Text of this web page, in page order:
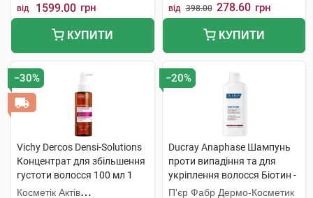
від 1599.00 грн
КУПИТИ
від 398.00 278.60 грн
КУПИТИ
−30%
Vichy Dercos Densi-Solutions
Концентрат для збільшення
густоти волосся 100 мл 1
флакон
Косметік Актів
−20%
Ducray Anaphase Шампунь
проти випадіння та для
укріплення волосся Біотин -
Вітамін В5 200 мл 1 флакон
П'єр Фабр Дермо-Косметик